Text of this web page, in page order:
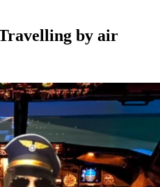
by air